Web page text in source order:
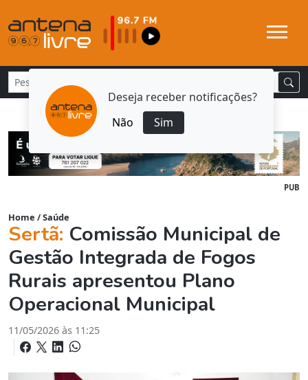
Deseja receber notificações?
Não
Sim
PUB
Home /Saúde
Sertã: Comissão Municipal de
Gestão Integrada de Fogos
Rurais apresentou Plano
Operacional Municipal
11/05/2026 às 11:25